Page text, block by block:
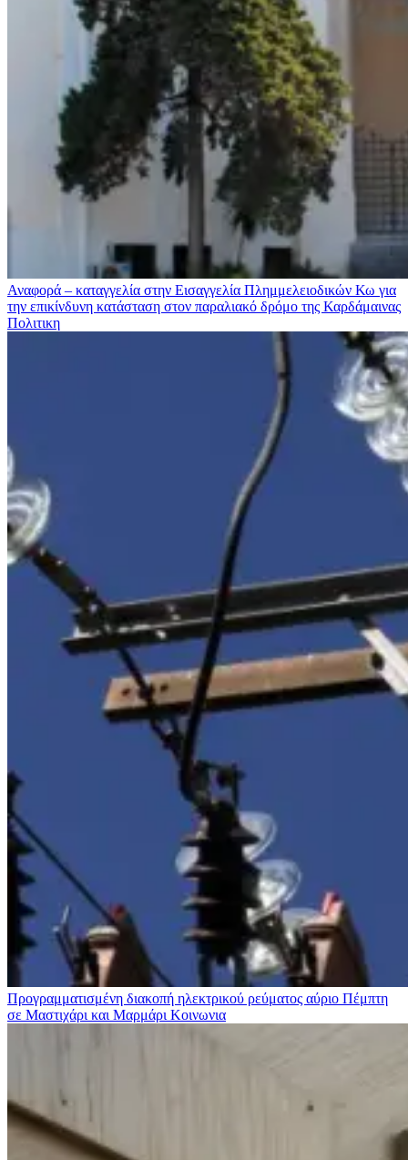
Αναφορά – καταγγελία στην Εισαγγελία Πλημμελειοδικών Κω για
την επικίνδυνη κατάσταση στον παραλιακό δρόμο της Καρδάμαινας
Πολιτικη
Προγραμματισμένη διακοπή ηλεκτρικού ρεύματος αύριο Πέμπτη
σε Μαστιχάρι και Μαρμάρι Κοινωνια